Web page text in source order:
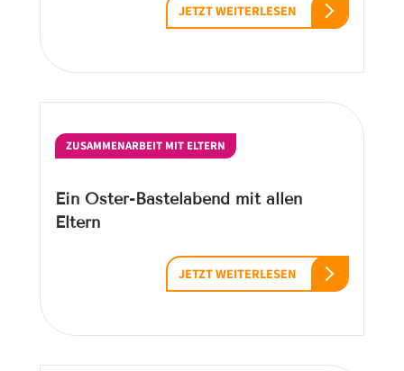
JETZT WEITERLESEN
ZUSAMMENARBEIT MIT ELTERN
Ein Oster-Bastelabend mit allen
Eltern
JETZT WEITERLESEN